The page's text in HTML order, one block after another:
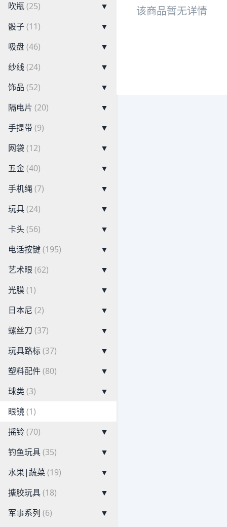
吹瓶(25)
▼
骰子(11)
▼
吸盘(46)
▼
纱线(24)
▼
饰品 (52)
▼
隔电片 (20)
▼
手提带(9)
▼
网袋(12)
▼
五金(40)
▼
手机绳(7)
▼
玩具(24)
▼
卡头(56)
▼
电话按键(195)
▼
艺术眼 (62)
▼
光膜(1)
▼
日本尼 (2)
▼
螺丝刀 (37)
▼
玩具路标(37)
▼
塑料配件(80)
▼
球类 (3)
▼
眼镜(1)
摇铃(70)
▼
钓鱼玩具(35)
▼
水果|蔬菜(19)
▼
搪胶玩具(18)
▼
军事系列 (6)
▼
该商品暂无详情